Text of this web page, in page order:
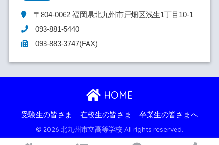
〒804-0062福岡県北九州市戸畑区浅生1丁目10-1
093-881-5440
093-883-3747(FAX)
HOME
受験生の皆さま 在校生の皆さま 卒業生の皆さまへ
© 2026 北九州市立高等学校 All rights reserved.